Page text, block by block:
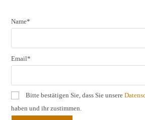
Name*
Email*
Bitte bestätigen Sie, dass Sie unsere
haben und ihr zustimmen.